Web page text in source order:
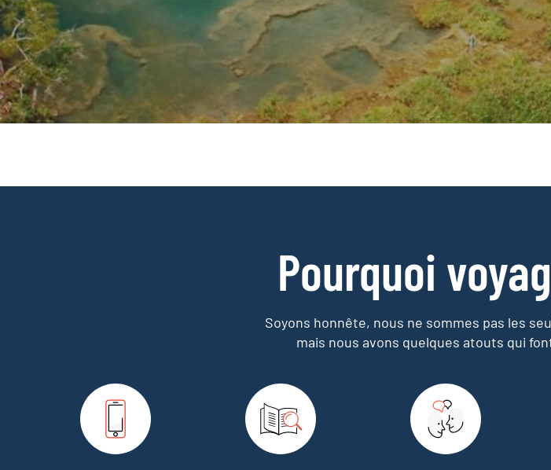
Pourquoi
Soyons honnête, nous ne sommes pas les
mais nous avons quelques atouts qui